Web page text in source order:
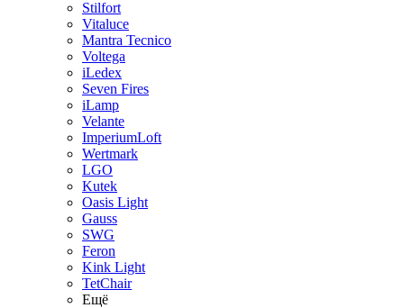
Stilfort
Vitaluce
Mantra Tecnico
Voltega
iLedex
Seven Fires
iLamp
Velante
ImperiumLoft
Wertmark
LGO
Kutek
Oasis Light
Gauss
SWG
Feron
Kink Light
TetСhair
Ещё